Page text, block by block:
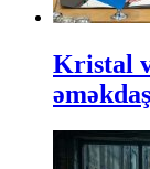
Kristal